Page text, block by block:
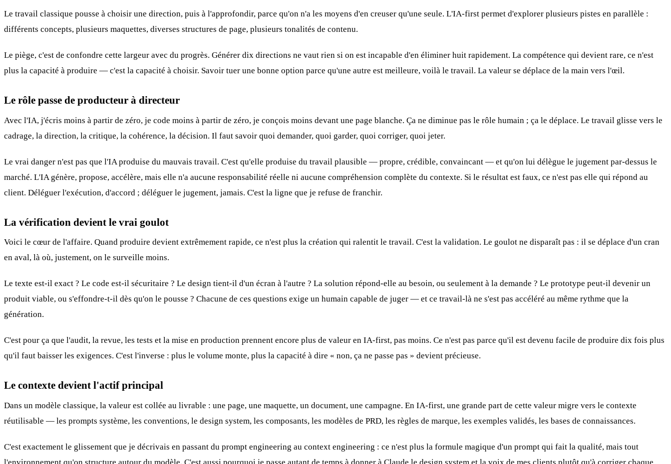
Le travail classique pousse à choisir une direction, puis à l'approfondir, parce qu'on n'a les moyens d'en creuser qu'une seule. L'IA-first permet d'explorer plusieurs pistes en parallèle :
différents concepts, plusieurs maquettes, diverses structures de page, plusieurs tonalités de contenu.
Le piège, c'est de confondre cette largeur avec du progrès. Générer dix directions ne vaut rien si on est incapable d'en éliminer huit rapidement. La compétence qui devient rare, ce n'est
plus la capacité à produire — c'est la capacité à choisir. Savoir tuer une bonne option parce qu'une autre est meilleure, voilà le travail. La valeur se déplace de la main vers l'œil.
Le rôle passe de producteur à directeur
Avec l'IA, j'écris moins à partir de zéro, je code moins à partir de zéro, je conçois moins devant une page blanche. Ça ne diminue pas le rôle humain ; ça le déplace. Le travail glisse vers le
cadrage, la direction, la critique, la cohérence, la décision. Il faut savoir quoi demander, quoi garder, quoi corriger, quoi jeter.
Le vrai danger n'est pas que l'IA produise du mauvais travail. C'est qu'elle produise du travail plausible — propre, crédible, convaincant — et qu'on lui délègue le jugement par-dessus le
marché. L'IA génère, propose, accélère, mais elle n'a aucune responsabilité réelle ni aucune compréhension complète du contexte. Si le résultat est faux, ce n'est pas elle qui répond au
client. Déléguer l'exécution, d'accord ; déléguer le jugement, jamais. C'est la ligne que je refuse de franchir.
La vérification devient le vrai goulot
Voici le cœur de l'affaire. Quand produire devient extrêmement rapide, ce n'est plus la création qui ralentit le travail. C'est la validation. Le goulot ne disparaît pas : il se déplace d'un cran
en aval, là où, justement, on le surveille moins.
Le texte est-il exact ? Le code est-il sécuritaire ? Le design tient-il d'un écran à l'autre ? La solution répond-elle au besoin, ou seulement à la demande ? Le prototype peut-il devenir un
produit viable, ou s'effondre-t-il dès qu'on le pousse ? Chacune de ces questions exige un humain capable de juger — et ce travail-là ne s'est pas accéléré au même rythme que la
génération.
C'est pour ça que l'audit, la revue, les tests et la mise en production prennent encore plus de valeur en IA-first, pas moins. Ce n'est pas parce qu'il est devenu facile de produire dix fois plus
qu'il faut baisser les exigences. C'est l'inverse : plus le volume monte, plus la capacité à dire « non, ça ne passe pas » devient précieuse.
Le contexte devient l'actif principal
Dans un modèle classique, la valeur est collée au livrable : une page, une maquette, un document, une campagne. En IA-first, une grande part de cette valeur migre vers le contexte
réutilisable — les prompts système, les conventions, le design system, les composants, les modèles de PRD, les règles de marque, les exemples validés, les bases de connaissances.
C'est exactement le glissement que je décrivais en passant du prompt engineering au context engineering : ce n'est plus la formule magique d'un prompt qui fait la qualité, mais tout
l'environnement qu'on structure autour du modèle. C'est aussi pourquoi je passe autant de temps à donner à Claude le design system et la voix de mes clients plutôt qu'à corriger chaque